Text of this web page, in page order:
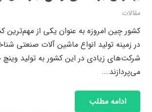
مقالات
کشور چین امروزه به عنوان یکی از مهم‌ترین
در زمینه تولید انواع ماشین آلات صنعتی
شرکت‌های زیادی در این کشور به تولید
می‌پردازند.…
ادامه مطلب